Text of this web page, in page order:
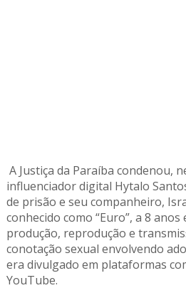
A Justiça da Paraíba condenou,
influenciador digital Hytalo
de prisão e seu companheiro,
conhecido como “Euro”, a 8 anos
produção, reprodução e
conotação sexual envolvendo
era divulgado em plataformas
YouTube.